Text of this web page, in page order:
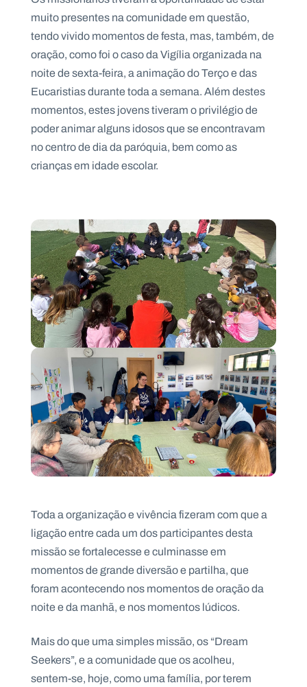
muito presentes na comunidade em questão,
tendo vivido momentos de festa, mas, também, de
oração, como foi o caso da Vigília organizada na
noite de sexta-feira, a animação do Terço e das
Eucaristias durante toda a semana. Além destes
momentos, estes jovens tiveram o privilégio de
poder animar alguns idosos que se encontravam
no centro de dia da paróquia, bem como as
crianças em idade escolar.
Toda a organização e vivência fizeram com que a
ligação entre cada um dos participantes desta
missão se fortalecesse e culminasse em
momentos de grande diversão e partilha, que
foram acontecendo nos momentos de oração da
noite e da manhã, e nos momentos lúdicos.
Mais do que uma simples missão, os “Dream
Seekers”, e a comunidade que os acolheu,
sentem-se, hoje, como uma família, por terem
d
a
a
c
o
s
N
e
w
s
l
e
e
r